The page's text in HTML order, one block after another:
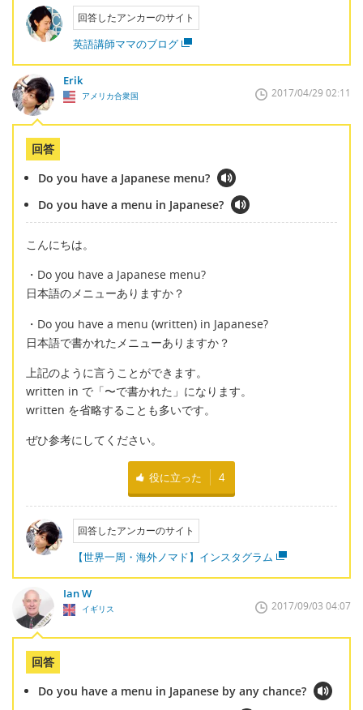
回答したアンカーのサイト
英語講師ママのブログ
Erik
アメリカ合衆国 2017/04/29 02:11
回答
Do you have a Japanese menu?
Do you have a menu in Japanese?
こんにちは。
・Do you have a Japanese menu?
日本語のメニューありますか？
・Do you have a menu (written) in Japanese?
日本語で書かれたメニューありますか？
上記のように言うことができます。
written in で「〜で書かれた」になります。
written を省略することも多いです。
ぜひ参考にしてください。
役に立った 4
回答したアンカーのサイト
【世界一周・海外ノマド】インスタグラム
Ian W
イギリス 2017/09/03 04:07
回答
Do you have a menu in Japanese by any chance?